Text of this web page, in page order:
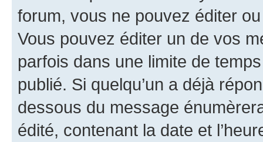
forum, vous ne pouvez éditer
Vous pouvez éditer un de vos
parfois dans une limite de
publié. Si quelqu’un a déjà
dessous du message
édité, contenant la date et